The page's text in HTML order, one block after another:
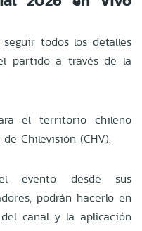
todos los detalles
partido a través de la
el territorio chileno
Chilevisión (CHV).
evento desde sus
podrán hacerlo en
canal y la aplicación